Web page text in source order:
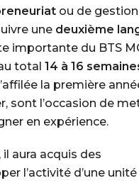
ou de
une deuxième
importante du BTS
total 14 à 16
la première
, sont l’occasion de
en expérience.
il aura acquis des
l’activité d’une unité